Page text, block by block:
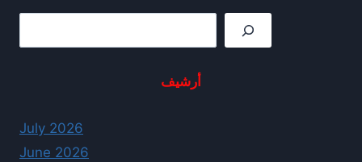
أرشيف
July 2026
June 2026